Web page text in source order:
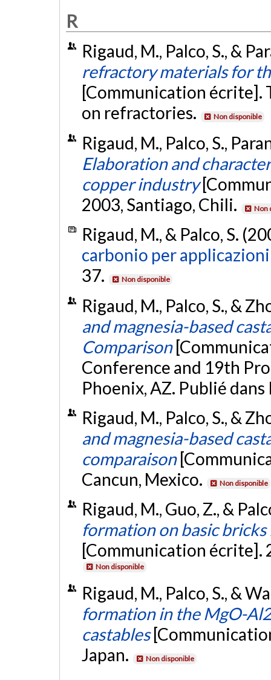
R
Rigaud, M., Palco, S., &
refractory materials for
[Communication écrite].
on refractories.
Non disponible
Rigaud, M., Palco, S.,
Elaboration and
copper industry
2003, Santiago, Chili.
Non
Rigaud, M., & Palco, S.
carbonio per
37.
Non disponible
Rigaud, M., Palco, S., &
and magnesia-based
Comparison
Conference and 19th
Phoenix, AZ. Publié
Rigaud, M., Palco, S., &
and magnesia-based
comparaison
Cancun, Mexico.
Non disponible
Rigaud, M., Guo, Z., &
formation on basic
[Communication écrite].
Non disponible
Rigaud, M., Palco, S., &
formation in the MgO-
castables
Japan.
Non disponible